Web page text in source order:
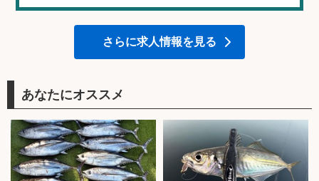
さらに求人情報を見る
あなたにオススメ